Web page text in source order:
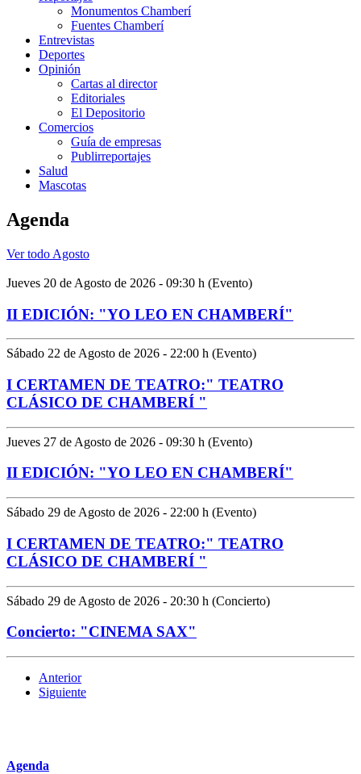
Monumentos Chamberí
Fuentes Chamberí
Entrevistas
Deportes
Opinión
Cartas al director
Editoriales
El Depositorio
Comercios
Guía de empresas
Publirreportajes
Salud
Mascotas
Agenda
Ver todo Agosto
Jueves 20 de Agosto de 2026 - 09:30 h (Evento)
II EDICIÓN: "YO LEO EN CHAMBERÍ"
Sábado 22 de Agosto de 2026 - 22:00 h (Evento)
I CERTAMEN DE TEATRO:" TEATRO
CLÁSICO DE CHAMBERÍ "
Jueves 27 de Agosto de 2026 - 09:30 h (Evento)
II EDICIÓN: "YO LEO EN CHAMBERÍ"
Sábado 29 de Agosto de 2026 - 22:00 h (Evento)
I CERTAMEN DE TEATRO:" TEATRO
CLÁSICO DE CHAMBERÍ "
Sábado 29 de Agosto de 2026 - 20:30 h (Concierto)
Concierto: "CINEMA SAX"
Anterior
Siguiente
Agenda